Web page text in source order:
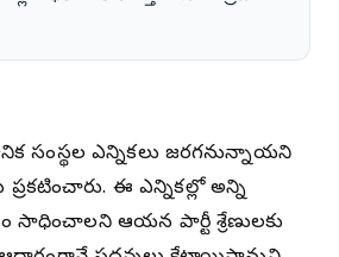
సంస్థల ఎన్నికలు జరగనున్నాయని
ఈ ఎన్నికల్లో అన్ని
సాధించాలని ఆయన పార్టీ శ్రేణులకు